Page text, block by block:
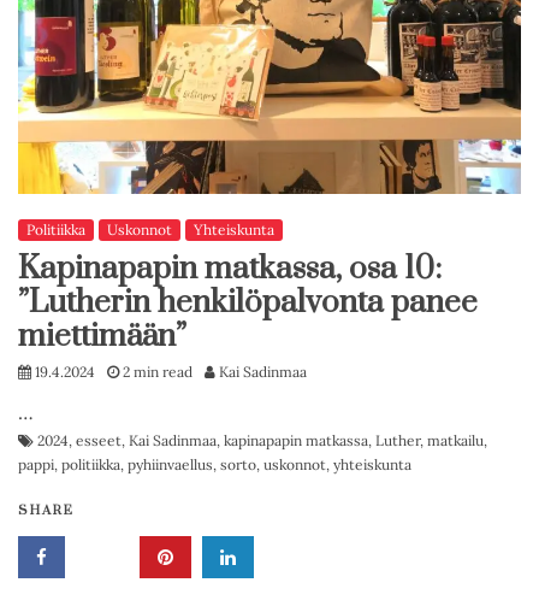
Politiikka Uskonnot Yhteiskunta
Kapinapapin matkassa, osa 10:
”Lutherin henkilöpalvonta panee
miettimään”
19.4.2024 2 min read Kai Sadinmaa
…
2024, esseet, Kai Sadinmaa, kapinapapin matkassa, Luther, matkailu,
pappi, politiikka, pyhiinvaellus, sorto, uskonnot, yhteiskunta
SHARE